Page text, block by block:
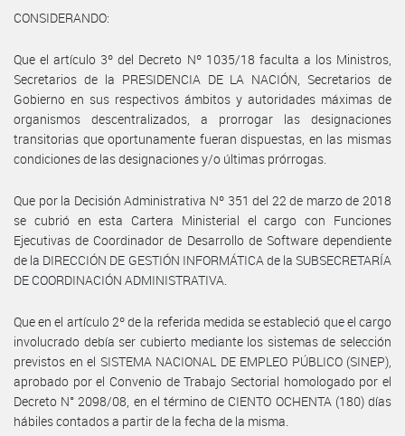
CONSIDERANDO:
Que el artículo 3º del Decreto Nº 1035/18 faculta a los Ministros,
Secretarios de la PRESIDENCIA DE LA NACIÓN, Secretarios de
Gobierno en sus respectivos ámbitos y autoridades máximas de
organismos descentralizados, a prorrogar las designaciones
transitorias que oportunamente fueran dispuestas, en las mismas
condiciones de las designaciones y/o últimas prórrogas.
Que por la Decisión Administrativa Nº 351 del 22 de marzo de 2018
se cubrió en esta Cartera Ministerial el cargo con Funciones
Ejecutivas de Coordinador de Desarrollo de Software dependiente
de la DIRECCIÓN DE GESTIÓN INFORMÁTICA de la SUBSECRETARÍA
DE COORDINACIÓN ADMINISTRATIVA.
Que en el artículo 2º de la referida medida se estableció que el cargo
involucrado debía ser cubierto mediante los sistemas de selección
previstos en el SISTEMA NACIONAL DE EMPLEO PÚBLICO (SINEP),
aprobado por el Convenio de Trabajo Sectorial homologado por el
Decreto N° 2098/08, en el término de CIENTO OCHENTA (180) días
hábiles contados a partir de la fecha de la misma.